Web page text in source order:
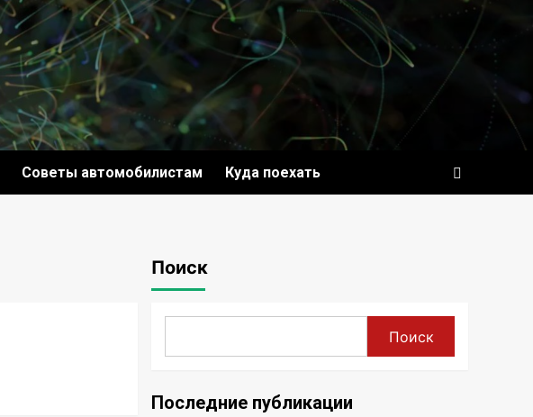
Советы автомобилистам Куда поехать
Поиск
Поиск
Последние публикации